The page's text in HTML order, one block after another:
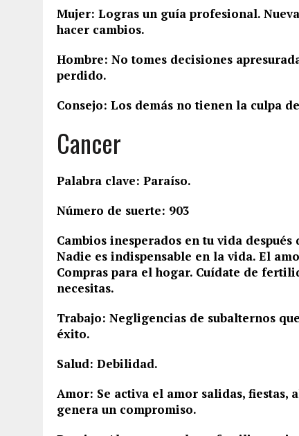
Mujer: Logras un guía profesional.
hacer cambios.
Hombre: No tomes decisiones
perdido.
Consejo: Los demás no tienen la culpa
Cancer
Palabra clave: Paraíso.
Número de suerte: 903
Cambios inesperados en tu vida
Nadie es indispensable en la vida. El
Compras para el hogar. Cuídate de
necesitas.
Trabajo: Negligencias de subalternos
éxito.
Salud: Debilidad.
Amor: Se activa el amor salidas, fiestas,
genera un compromiso.